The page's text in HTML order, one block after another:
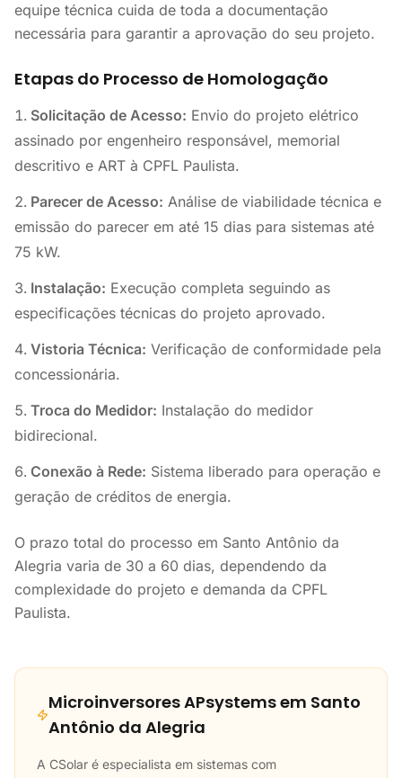
equipe técnica cuida de toda a documentação
necessária para garantir a aprovação do seu projeto.
Etapas do Processo de Homologação
Solicitação de Acesso: Envio do projeto elétrico
assinado por engenheiro responsável, memorial
descritivo e ART à CPFL Paulista.
Parecer de Acesso: Análise de viabilidade técnica e
emissão do parecer em até 15 dias para sistemas até
75 kW.
Instalação: Execução completa seguindo as
especificações técnicas do projeto aprovado.
Vistoria Técnica: Verificação de conformidade pela
concessionária.
Troca do Medidor: Instalação do medidor
bidirecional.
Conexão à Rede: Sistema liberado para operação e
geração de créditos de energia.
O prazo total do processo em Santo Antônio da
Alegria varia de 30 a 60 dias, dependendo da
complexidade do projeto e demanda da CPFL
Paulista.
Microinversores APsystems em Santo
Antônio da Alegria
A CSolar é especialista em sistemas com